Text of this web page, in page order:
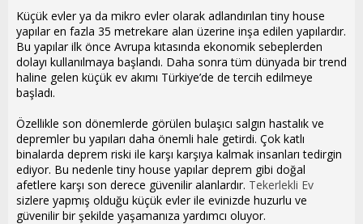
Küçük evler ya da mikro evler olarak adlandırılan tiny house
yapılar en fazla 35 metrekare alan üzerine inşa edilen yapılardır.
Bu yapılar ilk önce Avrupa kıtasında ekonomik sebeplerden
dolayı kullanılmaya başlandı. Daha sonra tüm dünyada bir trend
haline gelen küçük ev akımı Türkiye’de de tercih edilmeye
başladı.
Özellikle son dönemlerde görülen bulaşıcı salgın hastalık ve
depremler bu yapıları daha önemli hale getirdi. Çok katlı
binalarda deprem riski ile karşı karşıya kalmak insanları tedirgin
ediyor. Bu nedenle tiny house yapılar deprem gibi doğal
afetlere karşı son derece güvenilir alanlardır. Tekerlekli Ev
sizlere yapmış olduğu küçük evler ile evinizde huzurlu ve
güvenilir bir şekilde yaşamanıza yardımcı oluyor.